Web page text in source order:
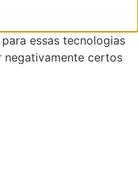
essas tecnologias
negativamente certos